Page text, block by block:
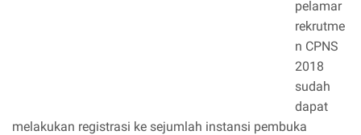
pelamar
rekrutme
n CPNS
2018
sudah
dapat
melakukan registrasi ke sejumlah instansi pembuka